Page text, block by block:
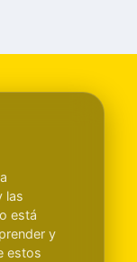
las
está
y
estos